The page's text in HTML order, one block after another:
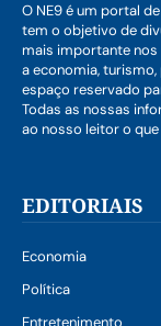
O NE9 é um portal
tem o objetivo de
mais importante
a economia,
espaço reservado
Todas as nossas
ao nosso leitor o
EDITORIAIS
Economia
Política
Entretenimento